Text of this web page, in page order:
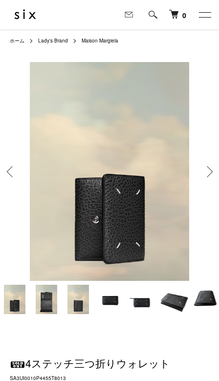
0
ホーム Lady's Brand Maison Margiela
4ステッチ三つ折りウォレット
SA3UI0010P4455T8013